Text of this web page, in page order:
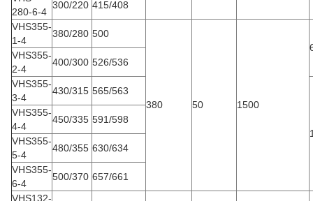
280-6-4
300/220 415/408
VHS355-
1-4
380/280 500
380 50 1500
VHS355-
2-4
400/300 526/536
VHS355-
3-4
430/315 565/563
VHS355-
4-4
450/335 591/598
VHS355-
5-4
480/355 630/634
VHS355-
6-4
500/370 657/661
VHS132-